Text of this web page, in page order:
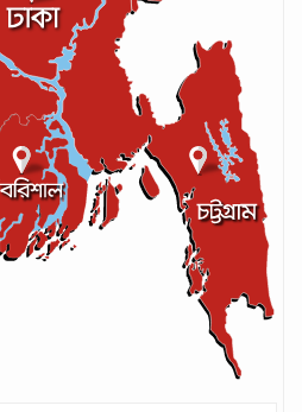
আইসিসির লেভেল-৩ কোচের স্বীকৃতি পেলেন
আশরাফুল
সেপ্টেম্বর ১৭, ২০২৪
গণপরিবহনে সেবার মান বাড়ানোর দাবি ইমনের
সেপ্টেম্বর ১৩, ২০২৪
ট্রাম্প প্রশাসন ছাড়ার ঘোষণা ধনকুবের ইলন